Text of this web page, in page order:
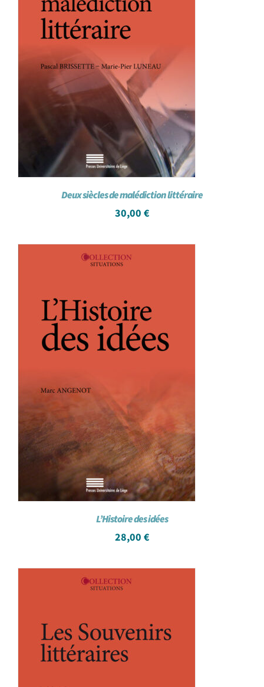
Deux siècles de malédiction littéraire
30,00 €
L’Histoire des idées
28,00 €